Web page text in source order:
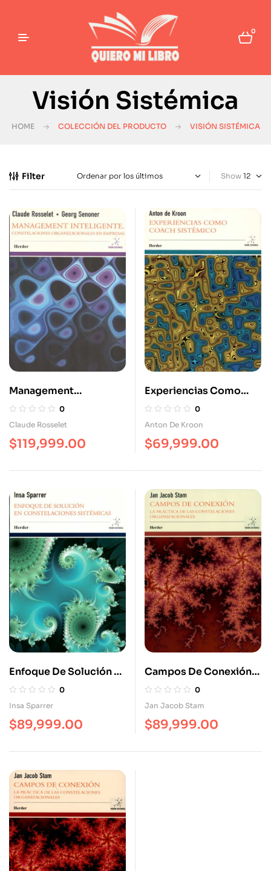
0
Visión Sistémica
HOME COLECCIÓN DEL PRODUCTO VISIÓN SISTÉMICA
Filter Show
Management
Inteligente
Constelaciones
Empresas
0
Claude Rosselet
$119,999.00
Experiencias Como
Coach Sistémico
0
Anton De Kroon
$69,999.00
Enfoque De Solución En
Constelaciones
Sistemáticas
0
Insa Sparrer
$89,999.00
Campos De Conexión
La Práctica De Las
Constelaciones
Organizacionales
0
Jan Jacob Stam
$89,999.00